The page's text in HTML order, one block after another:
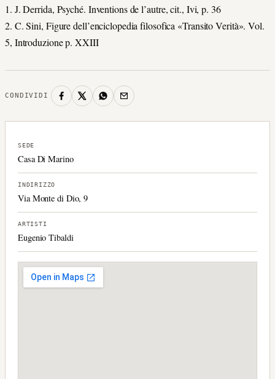
1. J. Derrida, Psyché. Inventions de l’autre, cit., Ivi, p. 36
2. C. Sini, Figure dell’enciclopedia filosofica «Transito Verità». Vol.
5, Introduzione p. XXIII
CONDIVIDI
SEDE
Casa Di Marino
INDIRIZZO
Via Monte di Dio, 9
ARTISTI
Eugenio Tibaldi